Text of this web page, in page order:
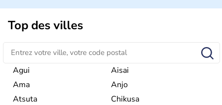
Il semblerait que le Japon ait été fondé au VIIe siècle
avant J.C par l'empereur Jimmu. Ce n'est qu'à partir du
XVIème siècle que le pays commence à s'ouvrir aux
commerçants européens, pour ensuite renoncer à toute
relation avec l'étranger pendant plus de 200 ans. Il se
développe sous la domination des Etats-Unis jusqu'en
1951, et demeure aujourd'hui le dernier empire du
monde. Deuxième puissance mondiale, il officie avec un
système de monarchie constitutionnelle.
Top des villes
Agui
Aisai
Ama
Anjo
Atsuta
Chikusa